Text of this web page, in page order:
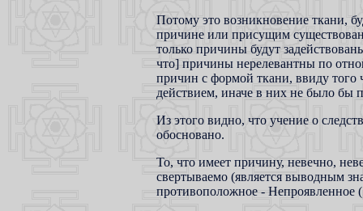
Потому это возникновение ткани,
причине или присущим
только причины будут
что] причины нерелевантны по
причин с формой ткани, ввиду того
действием, иначе в них не было бы
Из этого видно, что учение о
обосновано.
То, что имеет причину, невечно,
свертываемо (является выводным
противоположное - Непроявленное